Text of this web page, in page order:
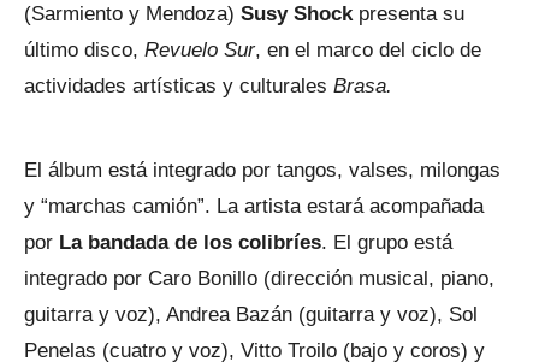
(Sarmiento y Mendoza) Susy Shock presenta su
último disco, Revuelo Sur, en el marco del ciclo de
actividades artísticas y culturales Brasa.
El álbum está integrado por tangos, valses, milongas
y “marchas camión”. La artista estará acompañada
por La bandada de los colibríes. El grupo está
integrado por Caro Bonillo (dirección musical, piano,
guitarra y voz), Andrea Bazán (guitarra y voz), Sol
Penelas (cuatro y voz), Vitto Troilo (bajo y coros) y